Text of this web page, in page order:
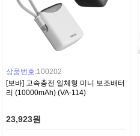
상품번호:100202
[보바] 고속충전 일체형 미니 보조배터
리 (10000mAh) (VA-114)
23,923원